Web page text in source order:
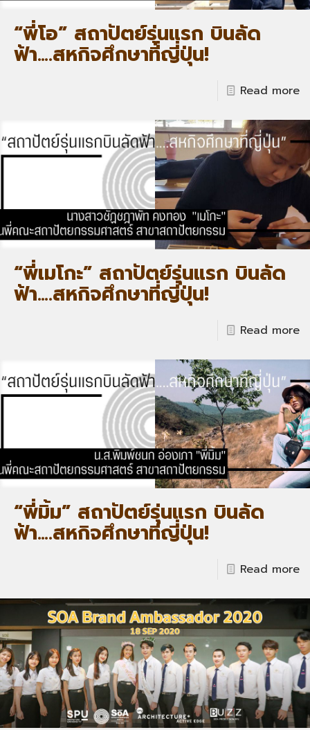
“พี่โอ” สถาปัตย์รุ่นแรก บินลัด
ฟ้า….สหกิจศึกษาที่ญี่ปุ่น!
Read more
“พี่เมโกะ” สถาปัตย์รุ่นแรก บินลัด
ฟ้า….สหกิจศึกษาที่ญี่ปุ่น!
Read more
“พี่มิ้ม” สถาปัตย์รุ่นแรก บินลัด
ฟ้า….สหกิจศึกษาที่ญี่ปุ่น!
Read more